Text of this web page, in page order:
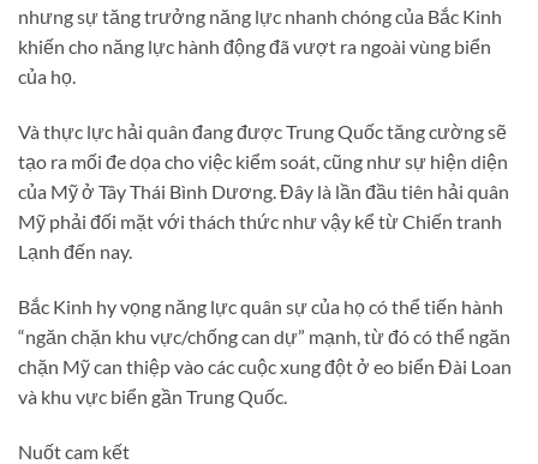
nhưng sự tăng trưởng năng lực nhanh chóng của Bắc Kinh
khiến cho năng lực hành động đã vượt ra ngoài vùng biển
của họ.
Và thực lực hải quân đang được Trung Quốc tăng cường sẽ
tạo ra mối đe dọa cho việc kiểm soát, cũng như sự hiện diện
của Mỹ ở Tây Thái Bình Dương. Đây là lần đầu tiên hải quân
Mỹ phải đối mặt với thách thức như vậy kể từ Chiến tranh
Lạnh đến nay.
Bắc Kinh hy vọng năng lực quân sự của họ có thể tiến hành
“ngăn chặn khu vực/chống can dự” mạnh, từ đó có thể ngăn
chặn Mỹ can thiệp vào các cuộc xung đột ở eo biển Đài Loan
và khu vực biển gần Trung Quốc.
Nuốt cam kết